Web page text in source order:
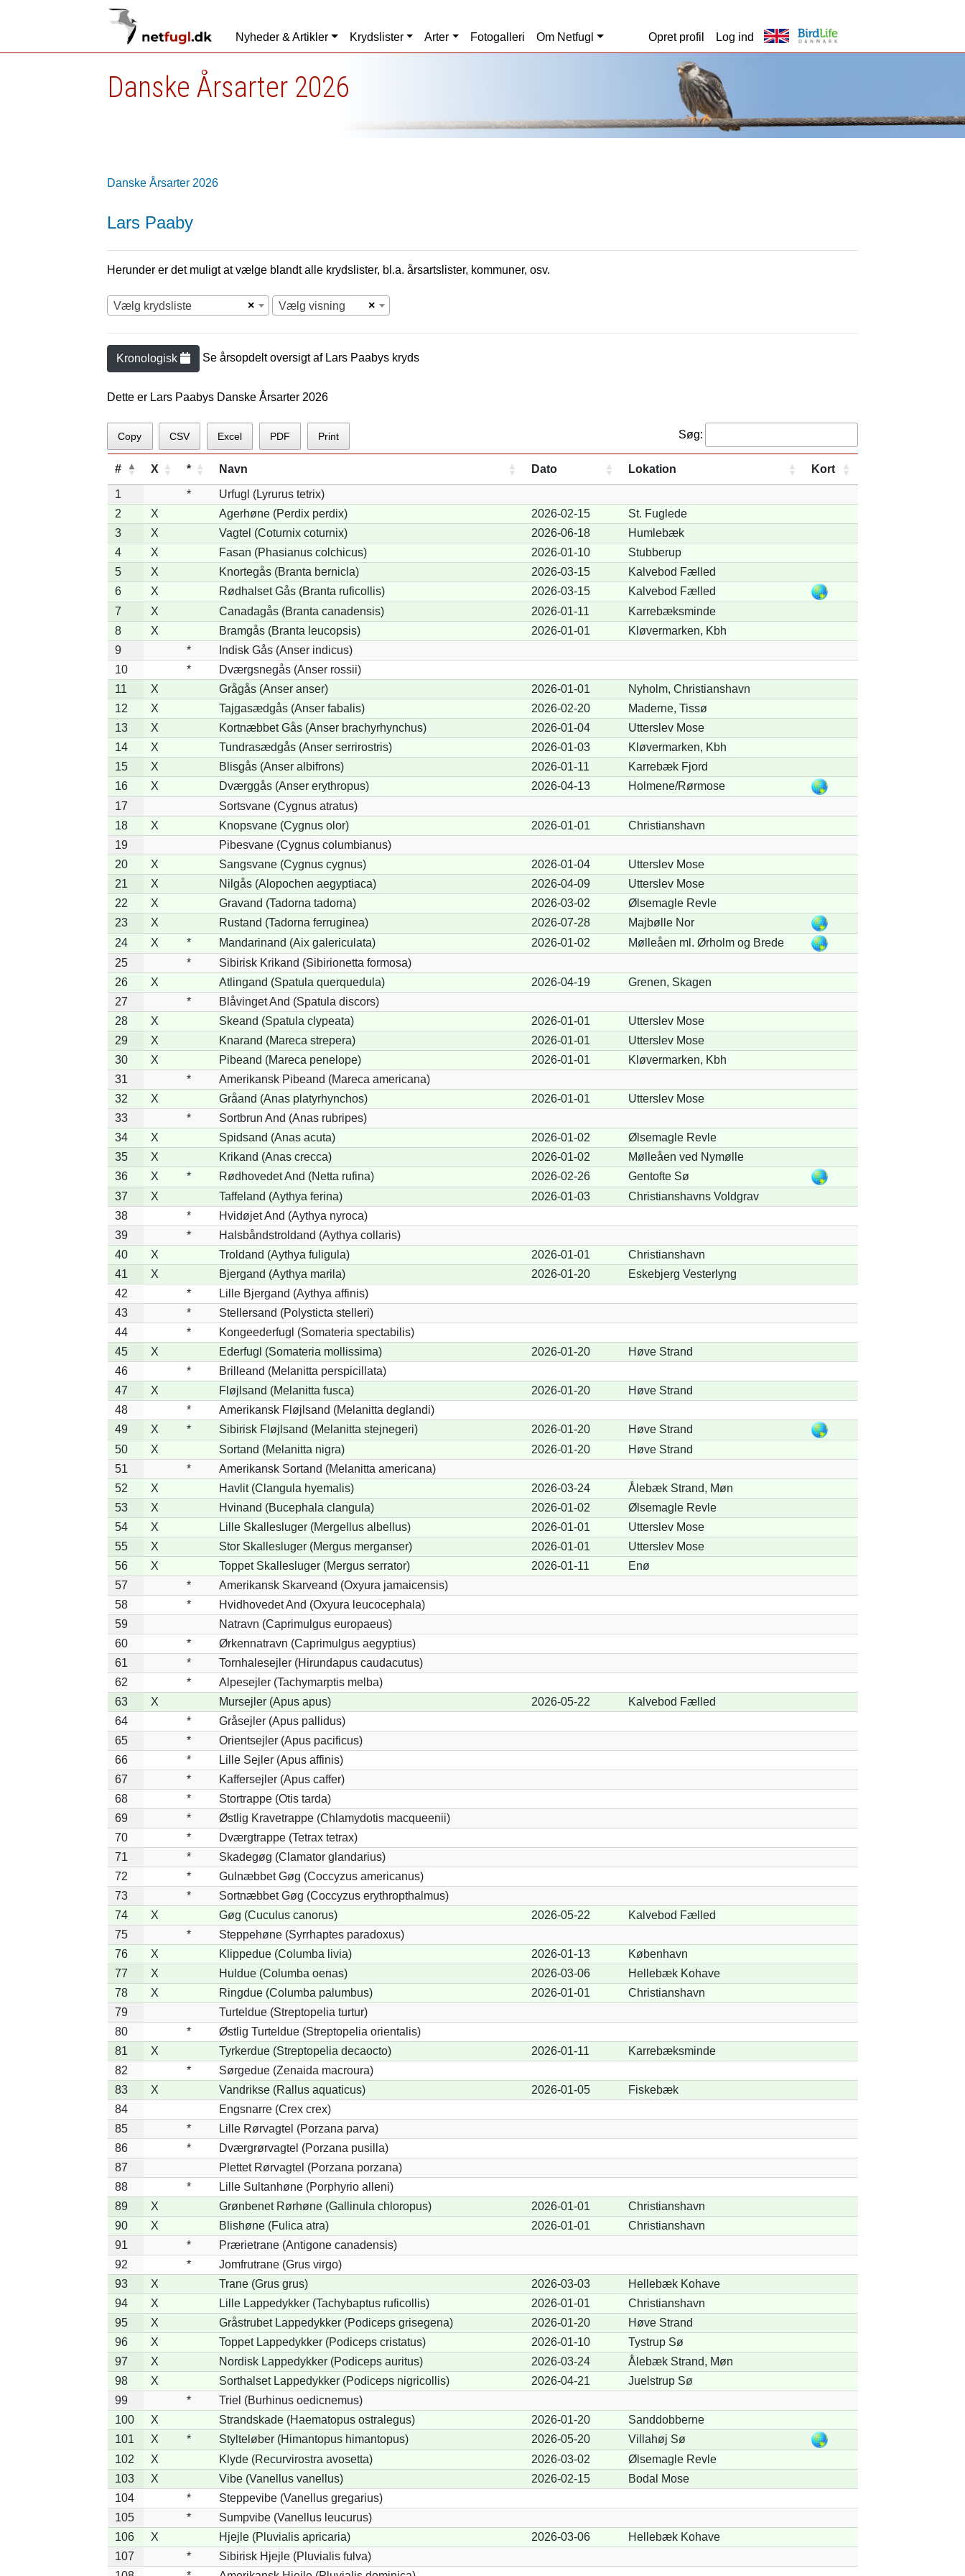
Nyheder & Artikler Krydslister Arter Fotogalleri Om Netfugl Opret profil Log ind
Danske Årsarter 2026
Danske Årsarter 2026
Lars Paaby
Herunder er det muligt at vælge blandt alle krydslister, bl.a. årsartslister, kommuner, osv.
×
Vælg krydsliste ×
Vælg visning
Kronologisk Se årsopdelt oversigt af Lars Paabys kryds
Dette er Lars Paabys Danske Årsarter 2026
Copy CSV Excel PDF Print Søg:
# X * Navn Dato Lokation Kort
1 *
Urfugl (Lyrurus tetrix)
2
X Agerhøne (Perdix perdix) 2026-02-15
St. Fuglede
3
X Vagtel (Coturnix coturnix) 2026-06-18
Humlebæk
4
X Fasan (Phasianus colchicus) 2026-01-10
Stubberup
5
X Knortegås (Branta bernicla) 2026-03-15
Kalvebod Fælled
6
X Rødhalset Gås (Branta ruficollis) 2026-03-15
Kalvebod Fælled
7
X Canadagås (Branta canadensis) 2026-01-11
Karrebæksminde
8
X Bramgås (Branta leucopsis) 2026-01-01
Kløvermarken, Kbh
9
*
Indisk Gås (Anser indicus)
10
*
Dværgsnegås (Anser rossii)
11
X Grågås (Anser anser) 2026-01-01
Nyholm, Christianshavn
12
X Tajgasædgås (Anser fabalis) 2026-02-20
Maderne, Tissø
13
X Kortnæbbet Gås (Anser brachyrhynchus) 2026-01-04
Utterslev Mose
14
X Tundrasædgås (Anser serrirostris) 2026-01-03
Kløvermarken, Kbh
15
X Blisgås (Anser albifrons) 2026-01-11
Karrebæk Fjord
16
X Dværggås (Anser erythropus) 2026-04-13
Holmene/Rørmose
17
Sortsvane (Cygnus atratus)
18
X Knopsvane (Cygnus olor) 2026-01-01
Christianshavn
19
Pibesvane (Cygnus columbianus)
20
X Sangsvane (Cygnus cygnus) 2026-01-04
Utterslev Mose
21
X Nilgås (Alopochen aegyptiaca) 2026-04-09
Utterslev Mose
22
X Gravand (Tadorna tadorna) 2026-03-02
Ølsemagle Revle
23
X Rustand (Tadorna ferruginea) 2026-07-28
Majbølle Nor
24
X * Mandarinand (Aix galericulata) 2026-01-02
Mølleåen ml. Ørholm og Brede
25
*
Sibirisk Krikand (Sibirionetta formosa)
26
X Atlingand (Spatula querquedula) 2026-04-19
Grenen, Skagen
27
*
Blåvinget And (Spatula discors)
28
X Skeand (Spatula clypeata) 2026-01-01
Utterslev Mose
29
X Knarand (Mareca strepera) 2026-01-01
Utterslev Mose
30
X Pibeand (Mareca penelope) 2026-01-01
Kløvermarken, Kbh
31
*
Amerikansk Pibeand (Mareca americana)
32
X Gråand (Anas platyrhynchos) 2026-01-01
Utterslev Mose
33
*
Sortbrun And (Anas rubripes)
34
X Spidsand (Anas acuta) 2026-01-02
Ølsemagle Revle
35
X Krikand (Anas crecca) 2026-01-02
Mølleåen ved Nymølle
36
X * Rødhovedet And (Netta rufina) 2026-02-26
Gentofte Sø
37
X Taffeland (Aythya ferina) 2026-01-03
Christianshavns Voldgrav
38
*
Hvidøjet And (Aythya nyroca)
39
*
Halsbåndstroldand (Aythya collaris)
40
X Troldand (Aythya fuligula) 2026-01-01
Christianshavn
41
X Bjergand (Aythya marila) 2026-01-20
Eskebjerg Vesterlyng
42
*
Lille Bjergand (Aythya affinis)
43
*
Stellersand (Polysticta stelleri)
44
*
Kongeederfugl (Somateria spectabilis)
45
X Ederfugl (Somateria mollissima) 2026-01-20
Høve Strand
46
*
Brilleand (Melanitta perspicillata)
47
X Fløjlsand (Melanitta fusca) 2026-01-20
Høve Strand
48
*
Amerikansk Fløjlsand (Melanitta deglandi)
49
X * Sibirisk Fløjlsand (Melanitta stejnegeri) 2026-01-20
Høve Strand
50
X Sortand (Melanitta nigra) 2026-01-20
Høve Strand
51
*
Amerikansk Sortand (Melanitta americana)
52
X Havlit (Clangula hyemalis) 2026-03-24
Ålebæk Strand, Møn
53
X Hvinand (Bucephala clangula) 2026-01-02
Ølsemagle Revle
54
X Lille Skallesluger (Mergellus albellus) 2026-01-01
Utterslev Mose
55
X Stor Skallesluger (Mergus merganser) 2026-01-01
Utterslev Mose
56
X Toppet Skallesluger (Mergus serrator) 2026-01-11
Enø
57
*
Amerikansk Skarveand (Oxyura jamaicensis)
58
*
Hvidhovedet And (Oxyura leucocephala)
59
Natravn (Caprimulgus europaeus)
60
*
Ørkennatravn (Caprimulgus aegyptius)
61
*
Tornhalesejler (Hirundapus caudacutus)
62
*
Alpesejler (Tachymarptis melba)
63
X Mursejler (Apus apus) 2026-05-22
Kalvebod Fælled
64
*
Gråsejler (Apus pallidus)
65
*
Orientsejler (Apus pacificus)
66
*
Lille Sejler (Apus affinis)
67
*
Kaffersejler (Apus caffer)
68
*
Stortrappe (Otis tarda)
69
*
Østlig Kravetrappe (Chlamydotis macqueenii)
70
*
Dværgtrappe (Tetrax tetrax)
71
*
Skadegøg (Clamator glandarius)
72
*
Gulnæbbet Gøg (Coccyzus americanus)
73
*
Sortnæbbet Gøg (Coccyzus erythropthalmus)
74
X Gøg (Cuculus canorus) 2026-05-22
Kalvebod Fælled
75
*
Steppehøne (Syrrhaptes paradoxus)
76
X Klippedue (Columba livia) 2026-01-13
København
77
X Huldue (Columba oenas) 2026-03-06
Hellebæk Kohave
78
X Ringdue (Columba palumbus) 2026-01-01
Christianshavn
79
Turteldue (Streptopelia turtur)
80
*
Østlig Turteldue (Streptopelia orientalis)
81
X Tyrkerdue (Streptopelia decaocto) 2026-01-11
Karrebæksminde
82
*
Sørgedue (Zenaida macroura)
83
X Vandrikse (Rallus aquaticus) 2026-01-05
Fiskebæk
84
Engsnarre (Crex crex)
85
*
Lille Rørvagtel (Porzana parva)
86
*
Dværgrørvagtel (Porzana pusilla)
87
Plettet Rørvagtel (Porzana porzana)
88
*
Lille Sultanhøne (Porphyrio alleni)
89
X Grønbenet Rørhøne (Gallinula chloropus) 2026-01-01
Christianshavn
90
X Blishøne (Fulica atra) 2026-01-01
Christianshavn
91
*
Prærietrane (Antigone canadensis)
92
*
Jomfrutrane (Grus virgo)
93
X Trane (Grus grus) 2026-03-03
Hellebæk Kohave
94
X Lille Lappedykker (Tachybaptus ruficollis) 2026-01-01
Christianshavn
95
X Gråstrubet Lappedykker (Podiceps grisegena) 2026-01-20
Høve Strand
96
X Toppet Lappedykker (Podiceps cristatus) 2026-01-10
Tystrup Sø
97
X Nordisk Lappedykker (Podiceps auritus) 2026-03-24
Ålebæk Strand, Møn
98
X Sorthalset Lappedykker (Podiceps nigricollis) 2026-04-21
Juelstrup Sø
99
*
Triel (Burhinus oedicnemus)
100
X Strandskade (Haematopus ostralegus) 2026-01-20
Sanddobberne
101
X * Stylteløber (Himantopus himantopus) 2026-05-20
Villahøj Sø
102
X Klyde (Recurvirostra avosetta) 2026-03-02
Ølsemagle Revle
103
X Vibe (Vanellus vanellus) 2026-02-15
Bodal Mose
104
*
Steppevibe (Vanellus gregarius)
105
*
Sumpvibe (Vanellus leucurus)
106
X Hjejle (Pluvialis apricaria) 2026-03-06
Hellebæk Kohave
107
*
Sibirisk Hjejle (Pluvialis fulva)